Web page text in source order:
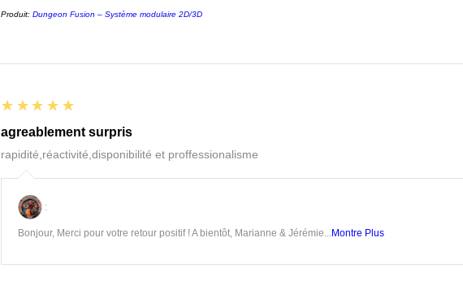
Produit: Dungeon Fusion – Système modulaire 2D/3D
5
★★★★★
agreablement surpris
rapidité,réactivité,disponibilité et proffessionalisme
:
Bonjour, Merci pour votre retour positif ! A bientôt, Marianne & Jérémie...Montre Plus